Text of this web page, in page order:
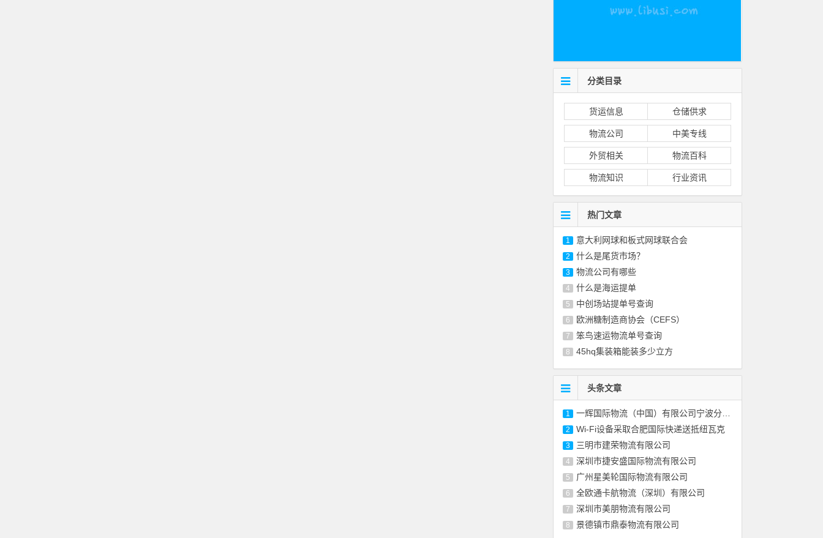
分类目录
货运信息 仓储供求
物流公司 中美专线
外贸相关 物流百科
物流知识 行业资讯
热门文章
1 意大利网球和板式网球联合会
2 什么是尾货市场？
3 物流公司有哪些
4 什么是海运提单
5 中创场站提单号查询
6 欧洲糖制造商协会（CEFS）
7 笨鸟速运物流单号查询
8 45hq集装箱能装多少立方
头条文章
1 一辉国际物流（中国）有限公司宁波分公司
2 Wi-Fi设备采取合肥国际快递送抵纽瓦克
3 三明市建荣物流有限公司
4 深圳市捷安盛国际物流有限公司
5 广州星美轮国际物流有限公司
6 全欧通卡航物流（深圳）有限公司
7 深圳市美朋物流有限公司
8 景德镇市鼎泰物流有限公司